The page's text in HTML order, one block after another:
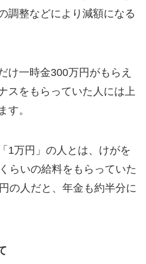
調整などにより減額になる
け一時金300万円がもらえ
スをもらっていた人には上
す。
1万円」の人とは、けがを
らいの給料をもらっていた
の人だと、年金も約半分に